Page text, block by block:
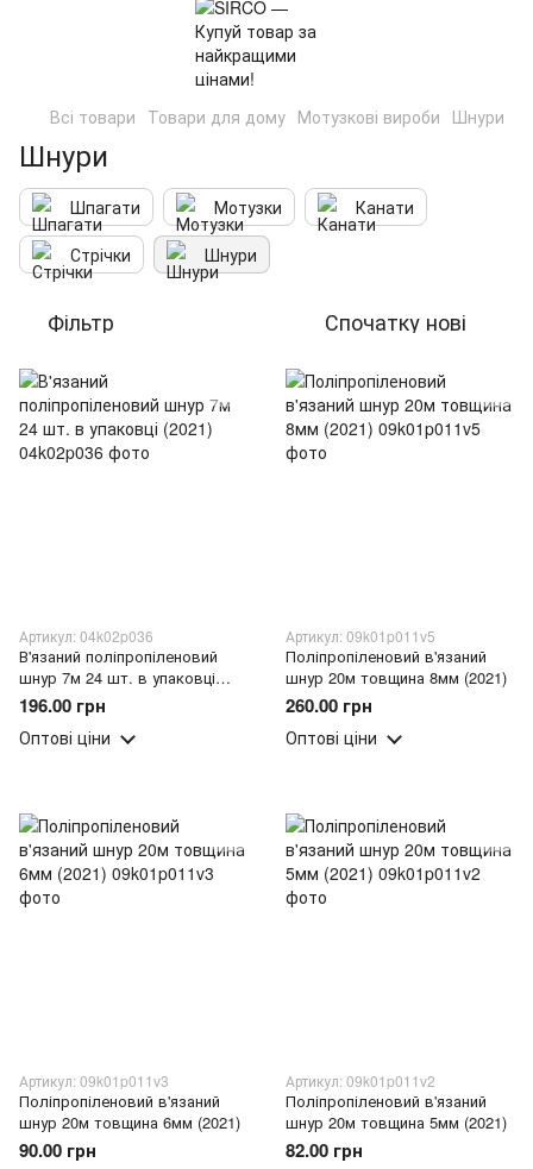
Всі товари Товари для дому Мотузкові вироби Шнури
Шнури
Шпагати Мотузки
Канати
Стрічки
Шнури
Фільтр Спочатку нові
Артикул: 04k02p036
В'язаний поліпропіленовий
шнур 7м 24 шт. в упаковці
(2021)
196.00 грн
Оптові ціни
Артикул: 09k01p011v5
Поліпропіленовий в'язаний
шнур 20м товщина 8мм (2021)
260.00 грн
Оптові ціни
Артикул: 09k01p011v3
Поліпропіленовий в'язаний
шнур 20м товщина 6мм (2021)
90.00 грн
Артикул: 09k01p011v2
Поліпропіленовий в'язаний
шнур 20м товщина 5мм (2021)
82.00 грн